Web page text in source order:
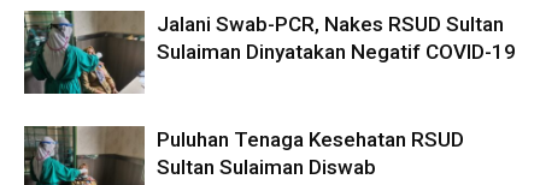
Jalani Swab-PCR, Nakes RSUD Sultan
Sulaiman Dinyatakan Negatif COVID-19
Puluhan Tenaga Kesehatan RSUD
Sultan Sulaiman Diswab